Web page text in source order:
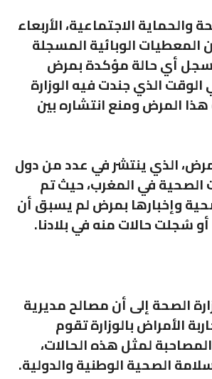
والحماية الاجتماعية، الأربعاء
2022، أن المعطيات الوبائية المسجلة
أي حالة مؤكدة بمرض
الذي جندت فيه الوزارة
المرض ومنع انتشاره بين
الذي ينتشر في عدد من دول
الصحية في المغرب، حيث تم
وإخبارها بمرض لم يسبق أن
سُجلت حالات منه في بلادنا.
الصحة إلى أن مصالح مديرية
الأمراض بالوزارة تقوم
المصاحبة لمثل هذه الحالات،
الصحية الوطنية والدولية.